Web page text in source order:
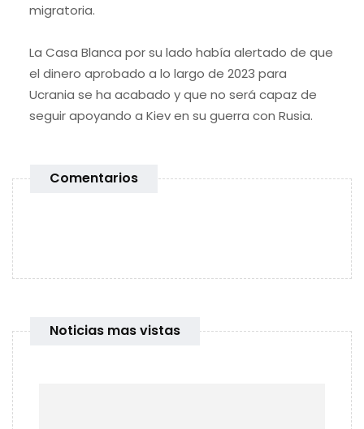
migratoria.
La Casa Blanca por su lado había alertado de que
el dinero aprobado a lo largo de 2023 para
Ucrania se ha acabado y que no será capaz de
seguir apoyando a Kiev en su guerra con Rusia.
Comentarios
Noticias mas vistas